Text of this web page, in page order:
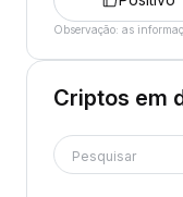
Observação: as
Criptos em
Pesquisar